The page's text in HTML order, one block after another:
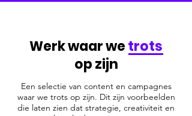
Werk waar wetrots
op zijn
Een selectie van content en campagnes
waar we trots op zijn. Dit zijn voorbeelden
die laten zien dat strategie, creativiteit en